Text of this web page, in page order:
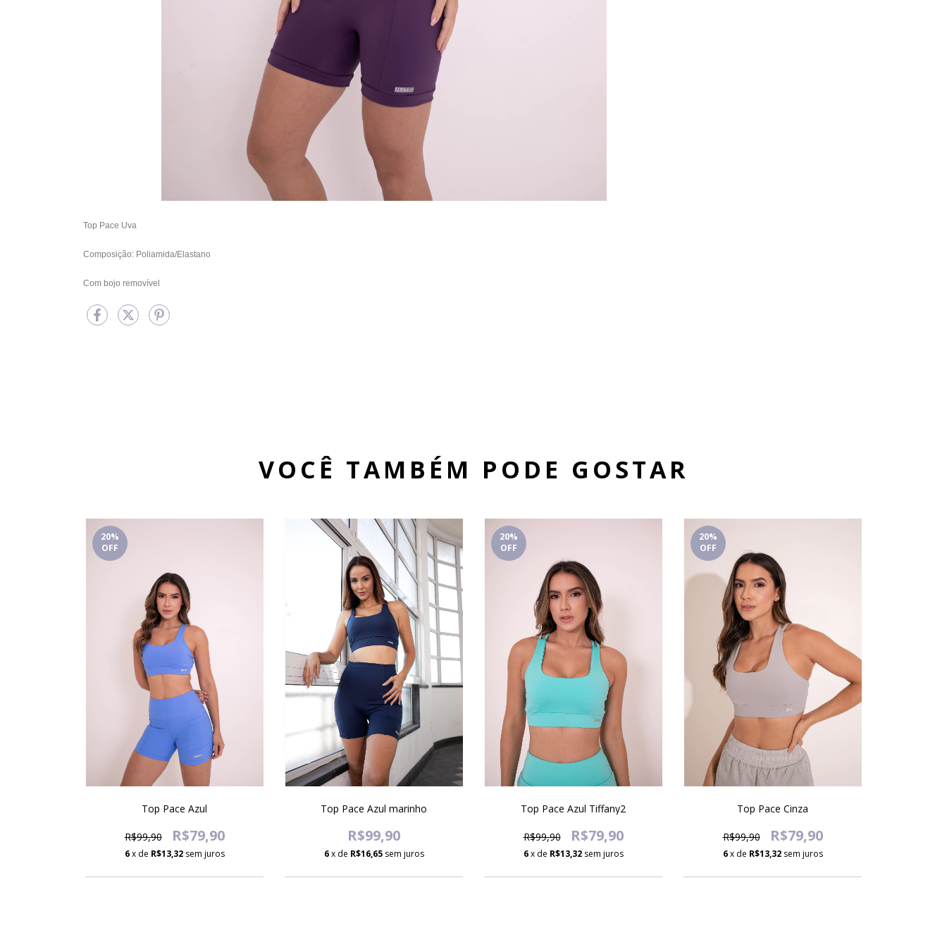
Top Pace Uva
Composição: Poliamida/Elastano
Com bojo removível
VOCÊ TAMBÉM PODE GOSTAR
20%
OFF
Top Pace Azul
R$99,90 R$79,90
6 x de R$13,32 sem juros
Top Pace Azul marinho
R$99,90
6 x de R$16,65 sem juros
20%
OFF
Top Pace Azul Tiffany2
R$99,90 R$79,90
6 x de R$13,32 sem juros
20%
OFF
Top Pace Cinza
R$99,90 R$79,90
6 x de R$13,32 sem juros